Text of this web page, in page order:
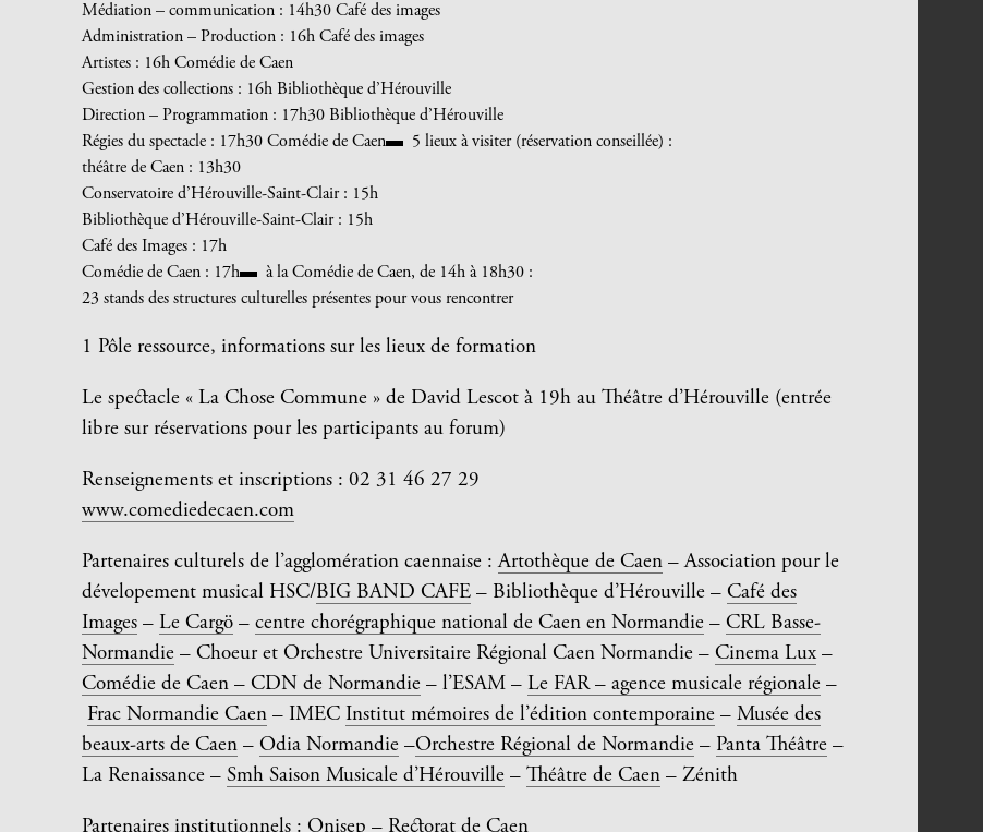
Médiation – communication : 14h30 Café des images
Administration – Production : 16h Café des images
Artistes : 16h Comédie de Caen
Gestion des collections : 16h Bibliothèque d’Hérouville
Direction – Programmation : 17h30 Bibliothèque d’Hérouville
Régies du spectacle : 17h30 Comédie de Caen▬ 5 lieux à visiter (réservation conseillée) :
théâtre de Caen : 13h30
Conservatoire d’Hérouville-Saint-Clair : 15h
Bibliothèque d’Hérouville-Saint-Clair : 15h
Café des Images : 17h
Comédie de Caen : 17h▬ à la Comédie de Caen, de 14h à 18h30 :
23 stands des structures culturelles présentes pour vous rencontrer
1 Pôle ressource, informations sur les lieux de formation
Le spectacle « La Chose Commune » de David Lescot à 19h au Théâtre d’Hérouville (entrée
libre sur réservations pour les participants au forum)
Renseignements et inscriptions : 02 31 46 27 29
www.comediedecaen.com
Partenaires culturels de l’agglomération caennaise : Artothèque de Caen – Association pour le
dévelopement musical HSC/BIG BAND CAFE – Bibliothèque d’Hérouville – Café des
Images – Le Cargö – centre chorégraphique national de Caen en Normandie – CRL Basse-
Normandie – Choeur et Orchestre Universitaire Régional Caen Normandie – Cinema Lux –
Comédie de Caen – CDN de Normandie – l’ESAM – Le FAR – agence musicale régionale –
Frac Normandie Caen – IMEC Institut mémoires de l’édition contemporaine – Musée des
beaux-arts de Caen – Odia Normandie –Orchestre Régional de Normandie – Panta Théâtre –
La Renaissance – Smh Saison Musicale d’Hérouville – Théâtre de Caen – Zénith
Partenaires institutionnels : Onisep – Rectorat de Caen